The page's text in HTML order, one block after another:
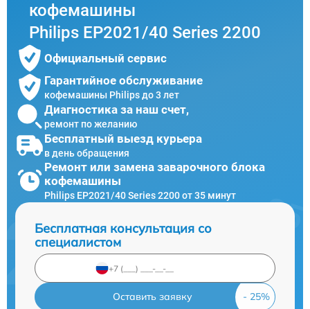
кофемашины
Philips EP2021/40 Series 2200
Официальный сервис
Гарантийное обслуживание
кофемашины Philips до 3 лет
Диагностика за наш счет,
ремонт по желанию
Бесплатный выезд курьера
в день обращения
Ремонт или замена заварочного блока
кофемашины
Philips EP2021/40 Series 2200 от 35 минут
Бесплатная консультация со
специалистом
Оставить заявку